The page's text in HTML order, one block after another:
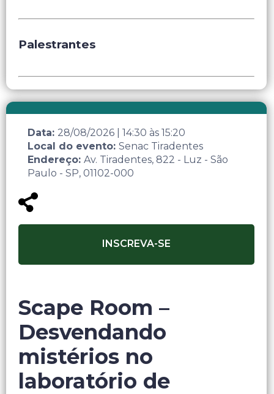
Palestrantes
Data: 28/08/2026 14:30 às 15:20
Local do evento: Senac Tiradentes
Endereço: Av. Tiradentes, 822 - Luz - São
Paulo - SP, 01102-000
INSCREVA-SE
Scape Room –
Desvendando
mistérios no
laboratório de